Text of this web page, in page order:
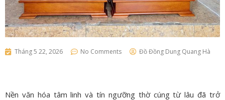
Tháng 5 22, 2026 No Comments Đồ Đồng Dung Quang Hà
Nền văn hóa tâm linh và tín ngưỡng thờ cúng từ lâu đã trở